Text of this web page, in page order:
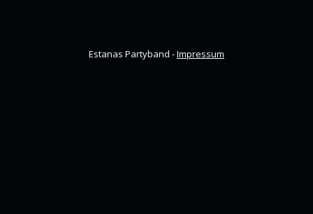
Estanas Partyband -Impressum